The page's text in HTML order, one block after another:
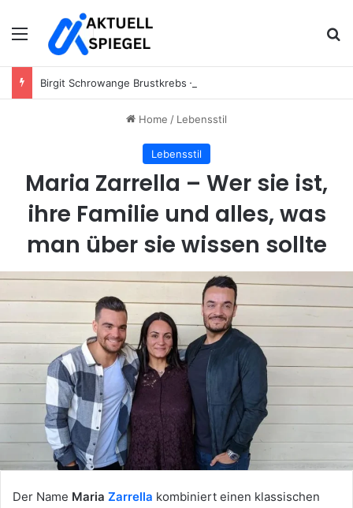
Menu
Home / Lebensstil
Lebensstil
Maria Zarrella – Wer sie ist,
ihre Familie und alles, was
man über sie wissen sollte
Der Name Maria Zarrella kombiniert einen klassischen